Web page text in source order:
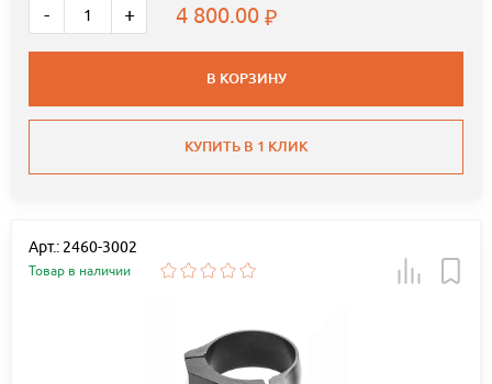
- + 4 800.00
В КОРЗИНУ
КУПИТЬ В 1 КЛИК
Арт.: 2460-3002
Товар в наличии